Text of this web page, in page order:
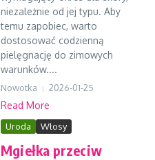
niezależnie od jej typu. Aby
temu zapobiec, warto
dostosować codzienną
pielęgnację do zimowych
warunków....
Nowotka 2026-01-25
Read More
Uroda Włosy
Mgiełka przeciw